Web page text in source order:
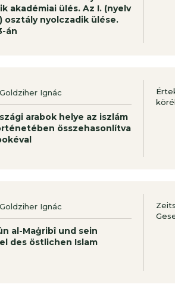
akadémiai ülés. Az I. (nyelv
osztály nyolczadik ülése.
án
Goldziher Ignác
arabok helye az iszlám
összehasonlítva
Goldziher Ignác
al-Maġribî und sein
des östlichen Islam